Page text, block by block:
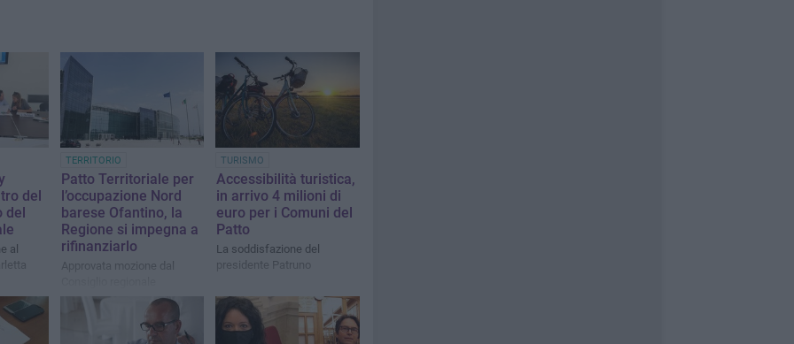
del
al
TERRITORIO
Patto Territoriale per
l’occupazione Nord
barese Ofantino, la
Regione si impegna a
rifinanziarlo
Approvata mozione dal
TURISMO
Accessibilità turistica,
in arrivo 4 milioni di
euro per i Comuni del
Patto
La soddisfazione del
presidente Patruno